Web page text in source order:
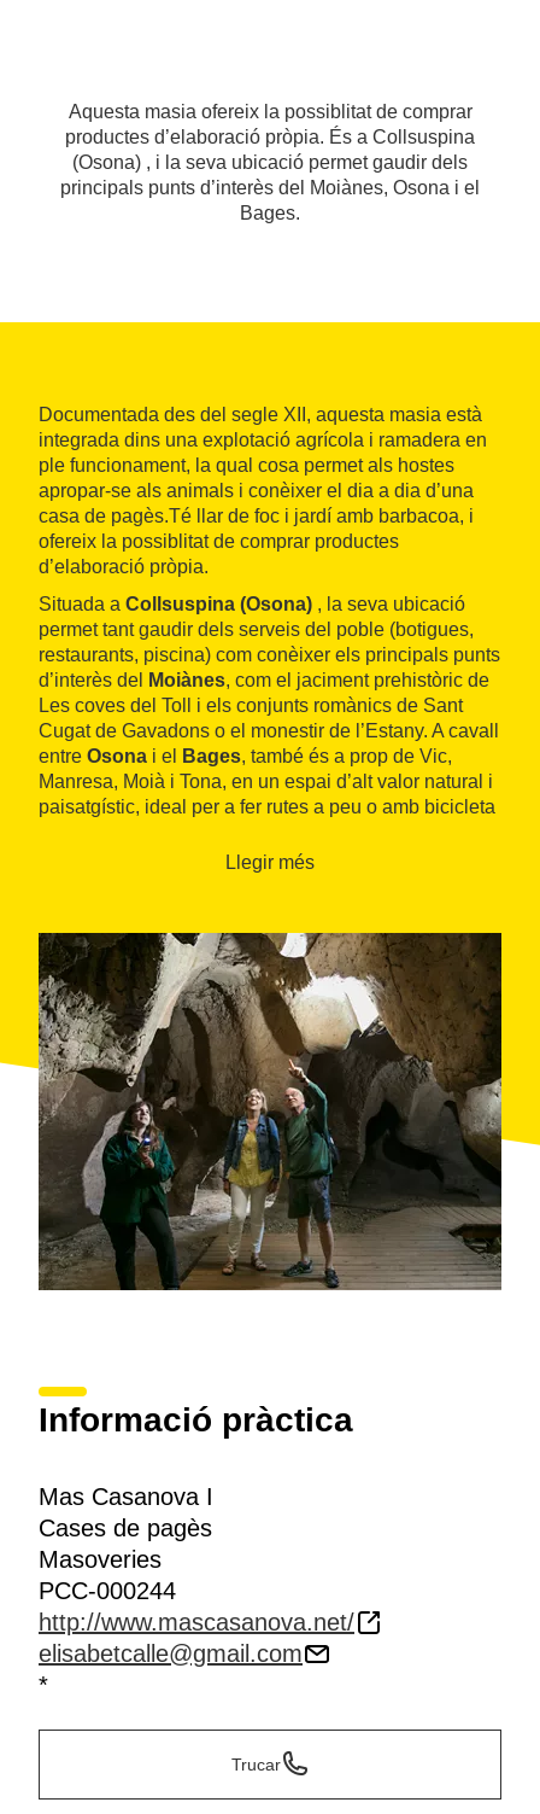
Aquesta masia ofereix la possiblitat de comprar
productes d’elaboració pròpia. És a Collsuspina
(Osona) , i la seva ubicació permet gaudir dels
principals punts d’interès del Moiànes, Osona i el
Bages.
Documentada des del segle XII, aquesta masia està
integrada dins una explotació agrícola i ramadera en
ple funcionament, la qual cosa permet als hostes
apropar-se als animals i conèixer el dia a dia d’una
casa de pagès.Té llar de foc i jardí amb barbacoa, i
ofereix la possiblitat de comprar productes
d’elaboració pròpia.
Situada a Collsuspina (Osona) , la seva ubicació
permet tant gaudir dels serveis del poble (botigues,
restaurants, piscina) com conèixer els principals punts
d’interès del
Moiànes, com el jaciment prehistòric de
Les coves del Toll i els conjunts romànics de Sant
Cugat de Gavadons o el monestir de l’Estany. A cavall
entre Osona i el Bages, també és a prop de Vic,
Manresa, Moià i Tona, en un espai d’alt valor natural i
paisatgístic, ideal per a fer rutes a peu o amb bicicleta
Llegir més
Informació pràctica
Mas Casanova I
Cases de pagès
Masoveries
PCC-000244
http://www.mascasanova.net/
elisabetcalle@gmail.com
*
Trucar